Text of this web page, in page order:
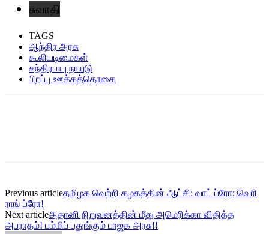
சுவாதி
TAGS
ஆந்திர அரசு
கூலியடிமைகள்
சந்திரபாபு நாயுடு
பிறப்பு ஊக்கத்தொகை
Previous articleதமிழக வெற்றி கழகத்தின் ஆட்சி: வாட் ப்ரோ; வெரி
ராங் ப்ரோ!
Next articleஅதானி நிறுவனத்தின் மீது அமெரிக்கா விதித்த
அபராதம்! பம்மிப் பதுங்கும் பாஜக அரசு!!